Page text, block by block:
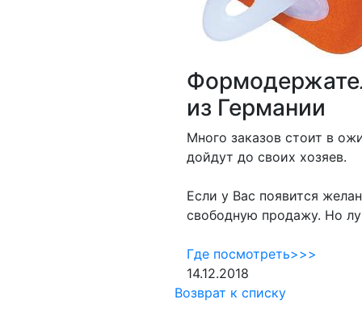
из Германии
Много заказов стоит в
дойдут до своих хозяев.
Если у Вас появится
свободную продажу. Но
Где посмотреть>>>
14.12.2018
Возврат к списку